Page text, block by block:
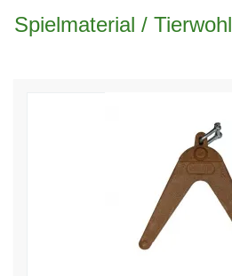
Spielmaterial / Tierwohl